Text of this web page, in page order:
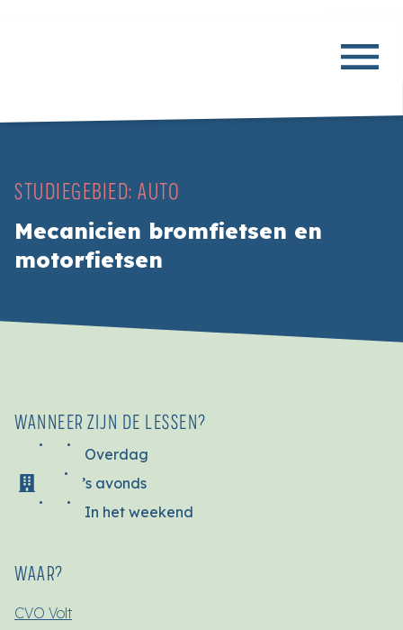
STUDIEGEBIED: AUTO
Mecanicien bromfietsen en
motorfietsen
WANNEER ZIJN DE LESSEN?
Overdag
’s avonds
In het weekend
WAAR?
CVO Volt